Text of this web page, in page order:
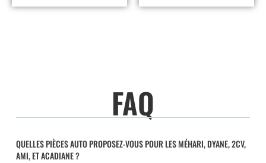
FAQ
QUELLES PIÈCES AUTO PROPOSEZ-VOUS POUR LES MÉHARI, DYANE, 2CV,
AMI, ET ACADIANE ?